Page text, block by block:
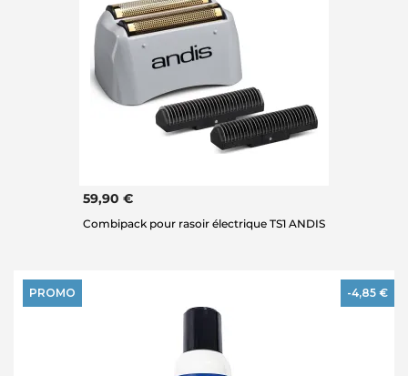
59,90 €
Combipack pour rasoir électrique TS1 ANDIS
PROMO -4,85 €